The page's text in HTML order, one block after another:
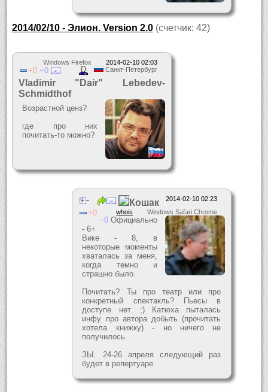
2014/02/10 - Элион. Version 2.0(счетчик: 42)
2014-02-10 02:03
Windows Firefox
Санкт-Петербург
0 0
Vladimir "Dair" Lebedev-
Schmidthof
Возрастной ценз?
где про них
почитать-то можно?
2014-02-10 02:23
Windows Safari Chrome
whois
0
0
Кошак
Официально
- 6+
Вике - 8, в
некоторые моменты
хваталась за меня,
когда темно и
страшно было.
Почитать? Ты про театр или про
конкретный спектакль? Пьесы в
доступе нет. ;) Катюха пыталась
инфу про автора добыть (прочитать
хотела книжку) - но ничего не
получилось.
ЗЫ. 24-26 апреля следующий раз
будет в репертуаре.